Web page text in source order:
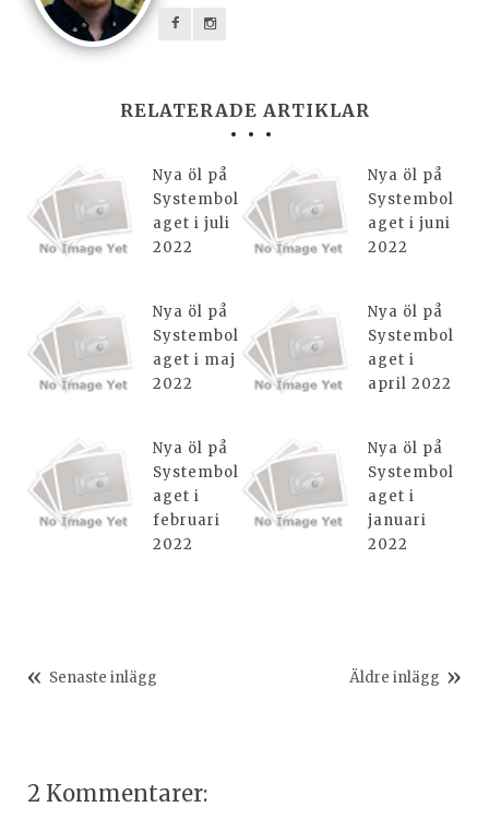
RELATERADE ARTIKLAR
Nya öl på
Systembol
aget i juli
2022
Nya öl på
Systembol
aget i juni
2022
Nya öl på
Systembol
aget i maj
2022
Nya öl på
Systembol
aget i
april 2022
Nya öl på
Systembol
aget i
februari
2022
Nya öl på
Systembol
aget i
januari
2022
Senaste inlägg Äldre inlägg
2 Kommentarer: